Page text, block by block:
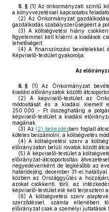
5. § (1) Az önkormányzati szintű
a könyvvezetéssel kapcsolatos
(2) Az Önkormányzat
gazdálkodás szabályszerűségéért a
(3) A költségvetési hiány
figyelemmel kell kísérni a kiadások
lehetőségeit.
(4) A finanszírozási bevételekkel
Képviselő-testület gyakorolja.
Az
6. § (1) Az Önkormányzat
kiadási előirányzatok közötti
(2) A képviselő-testület az
módosítását és a kiadási kiemelt
250.000.,- Ft összeghatárig a
képviselő-testület a kiadási
magának.
(3) Az (2) bekezdésben foglalt
köteles beszámolni, a költségvetés
(4) A költségvetési szerv a
előirányzaton belüli rovatok között
(5) A képviselő-testület a
előirányzat-átcsoportosítás
negyedévenként de legkésőbb az
határidejéig, december 31-ei
közben az Országgyűlés a
azokat csökkenti, törli, az
képviselő-testület elé kell terjeszteni a
(6) A költségvetési szerv
szerződéssel, számla ellenében
előirányzat csak a személyi juttatások